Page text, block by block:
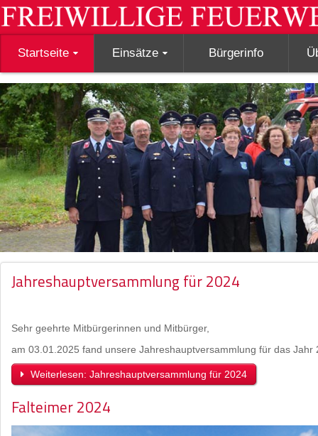
Startseite Einsätze Bürgerinfo
Jahreshauptversammlung für 2024
Sehr geehrte Mitbürgerinnen und Mitbürger,
am 03.01.2025 fand unsere Jahreshauptversammlung für das Jahr
Weiterlesen: Jahreshauptversammlung für 2024
Falteimer 2024